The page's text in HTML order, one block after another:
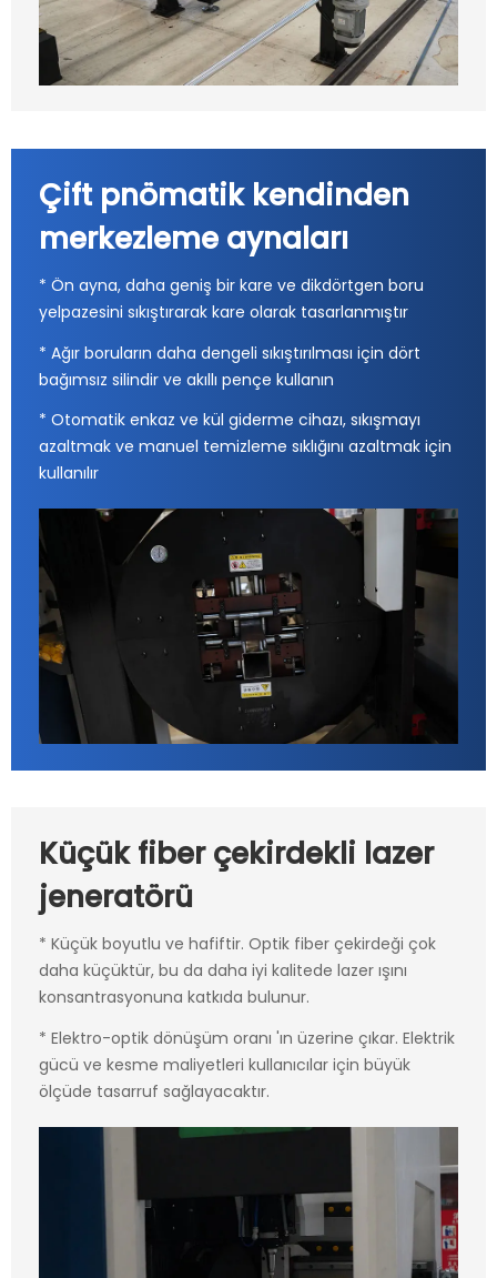
Çift pnömatik kendinden
merkezleme aynaları
* Ön ayna, daha geniş bir kare ve dikdörtgen boru
yelpazesini sıkıştırarak kare olarak tasarlanmıştır
* Ağır boruların daha dengeli sıkıştırılması için dört
bağımsız silindir ve akıllı pençe kullanın
* Otomatik enkaz ve kül giderme cihazı, sıkışmayı
azaltmak ve manuel temizleme sıklığını azaltmak için
kullanılır
Küçük fiber çekirdekli lazer
jeneratörü
* Küçük boyutlu ve hafiftir. Optik fiber çekirdeği çok
daha küçüktür, bu da daha iyi kalitede lazer ışını
konsantrasyonuna katkıda bulunur.
* Elektro-optik dönüşüm oranı 'ın üzerine çıkar. Elektrik
gücü ve kesme maliyetleri kullanıcılar için büyük
ölçüde tasarruf sağlayacaktır.